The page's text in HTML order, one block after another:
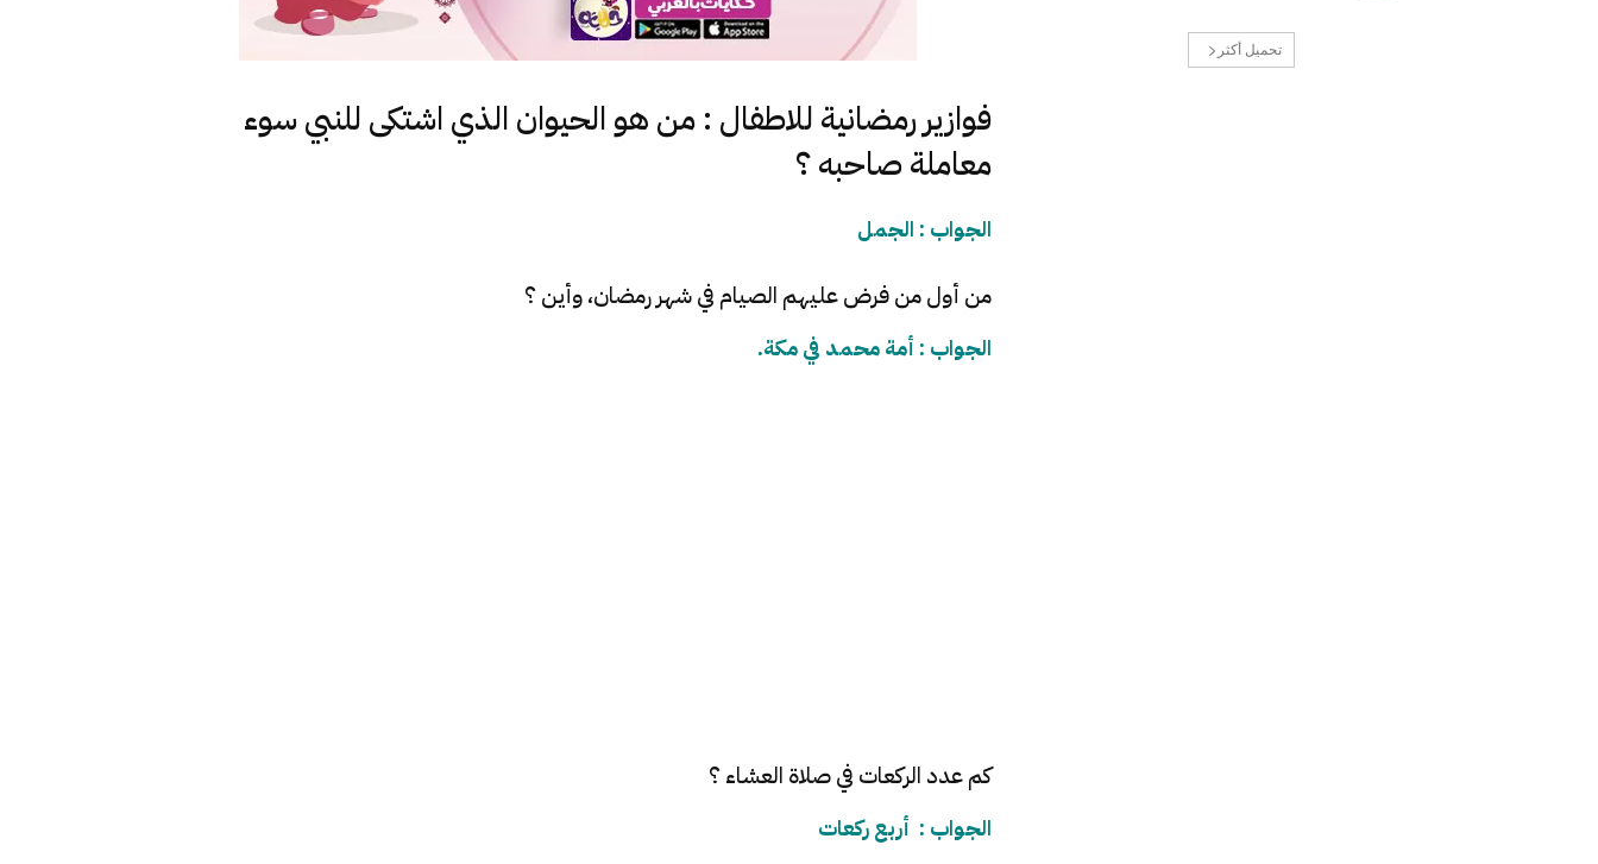
فوازير رمضانية للاطفال : من هو الحيوان الذي اشتكى للنبي سوء
معاملة صاحبه ؟
الجواب : الجمل
من أول من فرض عليهم الصيام في شهر رمضان، وأين ؟
الجواب : أمة محمد في مكة.
كم عدد الركعات في صلاة العشاء ؟
الجواب : أربع ركعات
تحميل أكثر